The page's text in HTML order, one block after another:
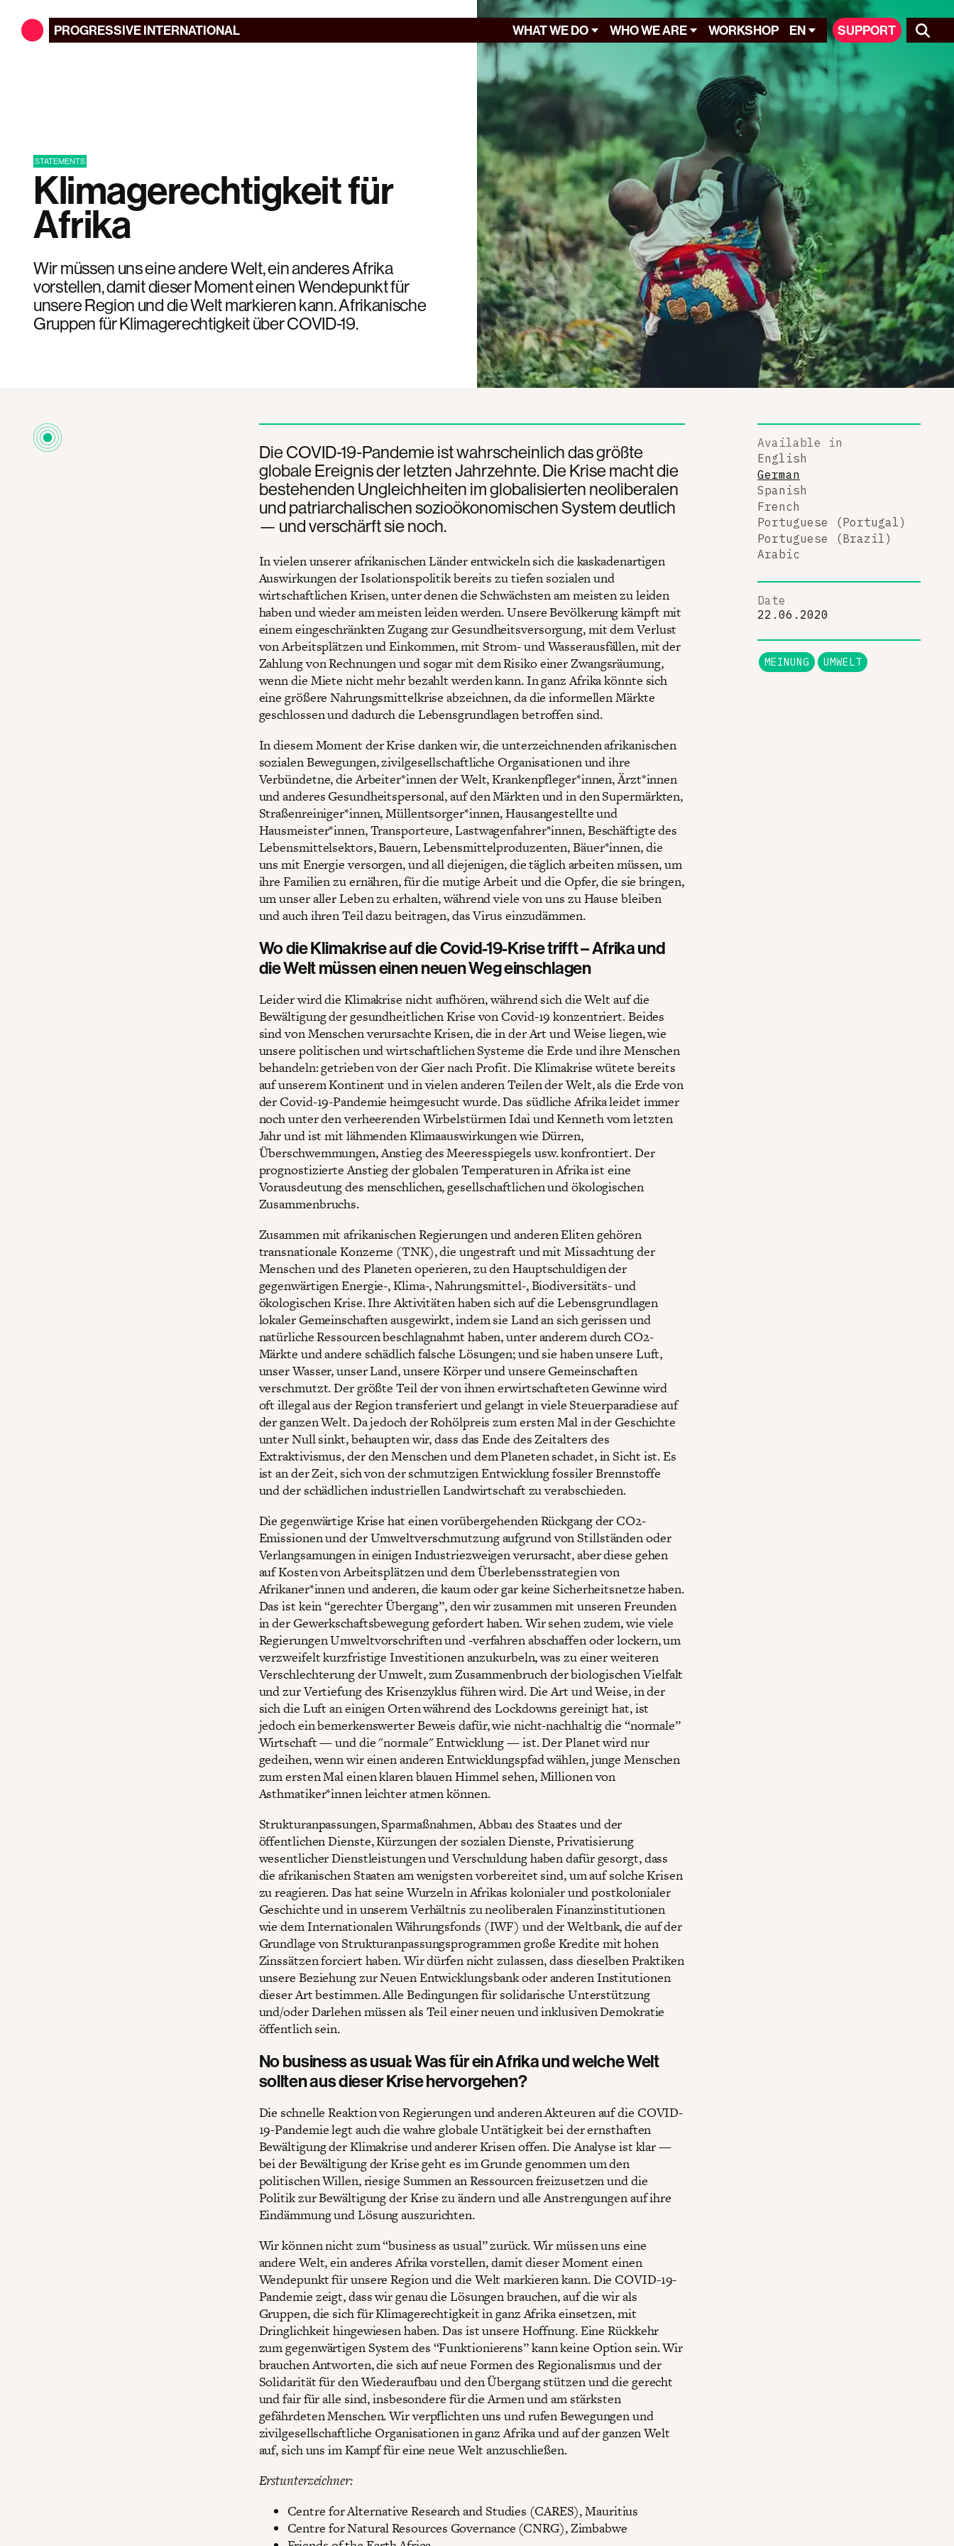
PROGRESSIVEINTERNATIONAL WHAT WE DO WHO WE ARE WORKSHOP EN SUPPORT
STATEMENTS
Klimagerechtigkeit für
Afrika
Wir müssen uns eine andere Welt, ein anderes Afrika
vorstellen, damit dieser Moment einen Wendepunkt für
unsere Region und die Welt markieren kann. Afrikanische
Gruppen für Klimagerechtigkeit über COVID-19.
Die COVID-19-Pandemie ist wahrscheinlich das größte
globale Ereignis der letzten Jahrzehnte. Die Krise macht die
bestehenden Ungleichheiten im globalisierten neoliberalen
und patriarchalischen sozioökonomischen System deutlich
— und verschärft sie noch.
In vielen unserer afrikanischen Länder entwickeln sich die kaskadenartigen
Auswirkungen der Isolationspolitik bereits zu tiefen sozialen und
wirtschaftlichen Krisen, unter denen die Schwächsten am meisten zu leiden
haben und wieder am meisten leiden werden. Unsere Bevölkerung kämpft mit
einem eingeschränkten Zugang zur Gesundheitsversorgung, mit dem Verlust
von Arbeitsplätzen und Einkommen, mit Strom- und Wasserausfällen, mit der
Zahlung von Rechnungen und sogar mit dem Risiko einer Zwangsräumung,
wenn die Miete nicht mehr bezahlt werden kann. In ganz Afrika könnte sich
eine größere Nahrungsmittelkrise abzeichnen, da die informellen Märkte
geschlossen und dadurch die Lebensgrundlagen betroffen sind.
In diesem Moment der Krise danken wir, die unterzeichnenden afrikanischen
sozialen Bewegungen, zivilgesellschaftliche Organisationen und ihre
Verbündetne, die Arbeiter*innen der Welt, Krankenpfleger*innen, Ärzt*innen
und anderes Gesundheitspersonal, auf den Märkten und in den Supermärkten,
Straßenreiniger*innen, Müllentsorger*innen, Hausangestellte und
Hausmeister*innen, Transporteure, Lastwagenfahrer*innen, Beschäftigte des
Lebensmittelsektors, Bauern, Lebensmittelproduzenten, Bäuer*innen, die
uns mit Energie versorgen, und all diejenigen, die täglich arbeiten müssen, um
ihre Familien zu ernähren, für die mutige Arbeit und die Opfer, die sie bringen,
um unser aller Leben zu erhalten, während viele von uns zu Hause bleiben
und auch ihren Teil dazu beitragen, das Virus einzudämmen.
Wo die Klimakrise auf die Covid-19-Krise trifft – Afrika und
die Welt müssen einen neuen Weg einschlagen
Leider wird die Klimakrise nicht aufhören, während sich die Welt auf die
Bewältigung der gesundheitlichen Krise von Covid-19 konzentriert. Beides
sind von Menschen verursachte Krisen, die in der Art und Weise liegen, wie
unsere politischen und wirtschaftlichen Systeme die Erde und ihre Menschen
behandeln: getrieben von der Gier nach Profit. Die Klimakrise wütete bereits
auf unserem Kontinent und in vielen anderen Teilen der Welt, als die Erde von
der Covid-19-Pandemie heimgesucht wurde. Das südliche Afrika leidet immer
noch unter den verheerenden Wirbelstürmen Idai und Kenneth vom letzten
Jahr und ist mit lähmenden Klimaauswirkungen wie Dürren,
Überschwemmungen, Anstieg des Meeresspiegels usw. konfrontiert. Der
prognostizierte Anstieg der globalen Temperaturen in Afrika ist eine
Vorausdeutung des menschlichen, gesellschaftlichen und ökologischen
Zusammenbruchs.
Zusammen mit afrikanischen Regierungen und anderen Eliten gehören
transnationale Konzerne (TNK), die ungestraft und mit Missachtung der
Menschen und des Planeten operieren, zu den Hauptschuldigen der
gegenwärtigen Energie-, Klima-, Nahrungsmittel-, Biodiversitäts- und
ökologischen Krise. Ihre Aktivitäten haben sich auf die Lebensgrundlagen
lokaler Gemeinschaften ausgewirkt, indem sie Land an sich gerissen und
natürliche Ressourcen beschlagnahmt haben, unter anderem durch CO2-
Märkte und andere schädlich falsche Lösungen; und sie haben unsere Luft,
unser Wasser, unser Land, unsere Körper und unsere Gemeinschaften
verschmutzt. Der größte Teil der von ihnen erwirtschafteten Gewinne wird
oft illegal aus der Region transferiert und gelangt in viele Steuerparadiese auf
der ganzen Welt. Da jedoch der Rohölpreis zum ersten Mal in der Geschichte
unter Null sinkt, behaupten wir, dass das Ende des Zeitalters des
Extraktivismus, der den Menschen und dem Planeten schadet, in Sicht ist. Es
ist an der Zeit, sich von der schmutzigen Entwicklung fossiler Brennstoffe
und der schädlichen industriellen Landwirtschaft zu verabschieden.
Die gegenwärtige Krise hat einen vorübergehenden Rückgang der CO2-
Emissionen und der Umweltverschmutzung aufgrund von Stillständen oder
Verlangsamungen in einigen Industriezweigen verursacht, aber diese gehen
auf Kosten von Arbeitsplätzen und dem Überlebensstrategien von
Afrikaner*innen und anderen, die kaum oder gar keine Sicherheitsnetze haben.
Das ist kein “gerechter Übergang”, den wir zusammen mit unseren Freunden
in der Gewerkschaftsbewegung gefordert haben. Wir sehen zudem, wie viele
Regierungen Umweltvorschriften und -verfahren abschaffen oder lockern, um
verzweifelt kurzfristige Investitionen anzukurbeln, was zu einer weiteren
Verschlechterung der Umwelt, zum Zusammenbruch der biologischen Vielfalt
und zur Vertiefung des Krisenzyklus führen wird. Die Art und Weise, in der
sich die Luft an einigen Orten während des Lockdowns gereinigt hat, ist
jedoch ein bemerkenswerter Beweis dafür, wie nicht-nachhaltig die “normale”
Wirtschaft — und die "normale" Entwicklung — ist. Der Planet wird nur
gedeihen, wenn wir einen anderen Entwicklungspfad wählen, junge Menschen
zum ersten Mal einen klaren blauen Himmel sehen, Millionen von
Asthmatiker*innen leichter atmen können.
Strukturanpassungen, Sparmaßnahmen, Abbau des Staates und der
öffentlichen Dienste, Kürzungen der sozialen Dienste, Privatisierung
wesentlicher Dienstleistungen und Verschuldung haben dafür gesorgt, dass
die afrikanischen Staaten am wenigsten vorbereitet sind, um auf solche Krisen
zu reagieren. Das hat seine Wurzeln in Afrikas kolonialer und postkolonialer
Geschichte und in unserem Verhältnis zu neoliberalen Finanzinstitutionen
wie dem Internationalen Währungsfonds (IWF) und der Weltbank, die auf der
Grundlage von Strukturanpassungsprogrammen große Kredite mit hohen
Zinssätzen forciert haben. Wir dürfen nicht zulassen, dass dieselben Praktiken
unsere Beziehung zur Neuen Entwicklungsbank oder anderen Institutionen
dieser Art bestimmen. Alle Bedingungen für solidarische Unterstützung
und/oder Darlehen müssen als Teil einer neuen und inklusiven Demokratie
öffentlich sein.
No business as usual: Was für ein Afrika und welche Welt
sollten aus dieser Krise hervorgehen?
Die schnelle Reaktion von Regierungen und anderen Akteuren auf die COVID-
19-Pandemie legt auch die wahre globale Untätigkeit bei der ernsthaften
Bewältigung der Klimakrise und anderer Krisen offen. Die Analyse ist klar —
bei der Bewältigung der Krise geht es im Grunde genommen um den
politischen Willen, riesige Summen an Ressourcen freizusetzen und die
Politik zur Bewältigung der Krise zu ändern und alle Anstrengungen auf ihre
Eindämmung und Lösung auszurichten.
Wir können nicht zum “business as usual” zurück. Wir müssen uns eine
andere Welt, ein anderes Afrika vorstellen, damit dieser Moment einen
Wendepunkt für unsere Region und die Welt markieren kann. Die COVID-19-
Pandemie zeigt, dass wir genau die Lösungen brauchen, auf die wir als
Gruppen, die sich für Klimagerechtigkeit in ganz Afrika einsetzen, mit
Dringlichkeit hingewiesen haben. Das ist unsere Hoffnung. Eine Rückkehr
zum gegenwärtigen System des “Funktionierens” kann keine Option sein. Wir
brauchen Antworten, die sich auf neue Formen des Regionalismus und der
Solidarität für den Wiederaufbau und den Übergang stützen und die gerecht
und fair für alle sind, insbesondere für die Armen und am stärksten
gefährdeten Menschen. Wir verpflichten uns und rufen Bewegungen und
zivilgesellschaftliche Organisationen in ganz Afrika und auf der ganzen Welt
auf, sich uns im Kampf für eine neue Welt anzuschließen.
Erstunterzeichner:
Centre for Alternative Research and Studies (CARES), Mauritius
Centre for Natural Resources Governance (CNRG), Zimbabwe
Available in
English
German
Spanish
French
Portuguese (Portugal)
Portuguese (Brazil)
Arabic
Date
22.06.2020
MEINUNG UMWELT